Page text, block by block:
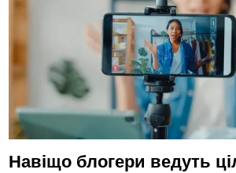
Навіщо блогери ведуть